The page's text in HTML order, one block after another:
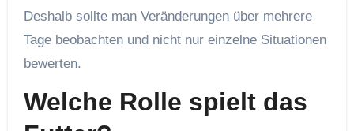
Deshalb sollte man Veränderungen über mehrere
Tage beobachten und nicht nur einzelne Situationen
bewerten.
Welche Rolle spielt das